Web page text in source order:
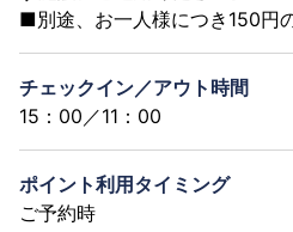
■別途、お一人様につき150円
チェックイン／アウト時間
15：00／11：00
ポイント利用タイミング
ご予約時